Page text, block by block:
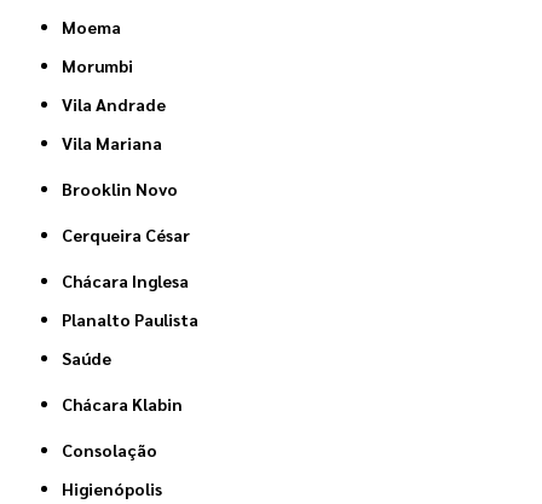
Moema
Morumbi
Vila Andrade
Vila Mariana
Brooklin Novo
Cerqueira César
Chácara Inglesa
Planalto Paulista
Saúde
Chácara Klabin
Consolação
Higienópolis